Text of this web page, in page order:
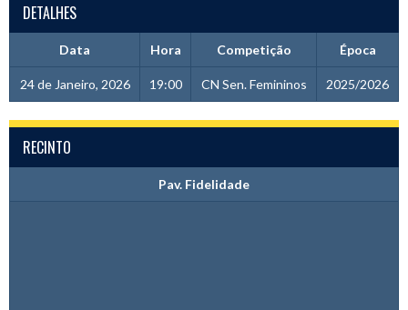
DETALHES
Data Hora Competição Época
24 de Janeiro, 2026 19:00 CN Sen. Femininos 2025/2026
RECINTO
Pav. Fidelidade